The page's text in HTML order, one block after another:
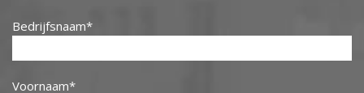
Bedrijfsnaam
Voornaam